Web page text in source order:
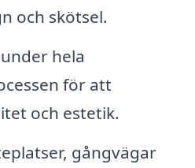
och skötsel.
hela
för att
och estetik.
gångvägar